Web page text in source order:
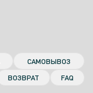
САМОВЫВОЗ
ВОЗВРАТ FAQ